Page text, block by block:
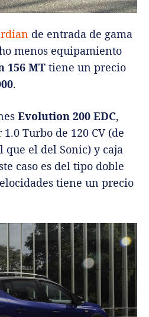
de entrada de gama
menos equipamiento
156 MT tiene un precio
.
Evolution 200 EDC,
Turbo de 120 CV (de
el del Sonic) y caja
caso es del tipo doble
tiene un precio